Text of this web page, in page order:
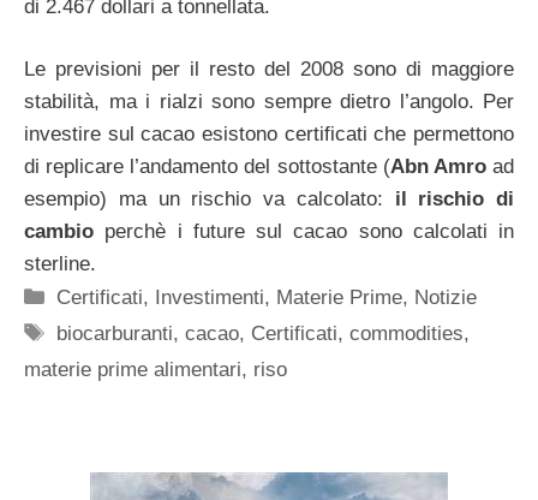
di 2.467 dollari a tonnellata.
Le previsioni per il resto del 2008 sono di maggiore
stabilità, ma i rialzi sono sempre dietro l’angolo. Per
investire sul cacao esistono certificati che permettono
di replicare l’andamento del sottostante (Abn Amroad
esempio) ma un rischio va calcolato: il rischio di
cambio perchè i future sul cacao sono calcolati in
sterline.
Categorie
Certificati, Investimenti, Materie Prime, Notizie
Tag
biocarburanti,cacao, Certificati,commodities,
materie prime alimentari, riso